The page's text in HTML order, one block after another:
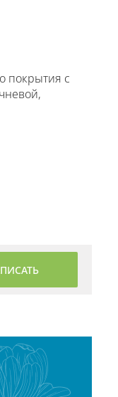
покрытия с